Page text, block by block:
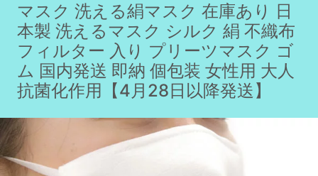
マスク 洗える絹マスク 在庫あり 日
本製 洗えるマスク シルク 絹 不織布
フィルター 入り プリーツマスク ゴ
ム 国内発送 即納 個包装 女性用 大人
抗菌化作用【4月28日以降発送】